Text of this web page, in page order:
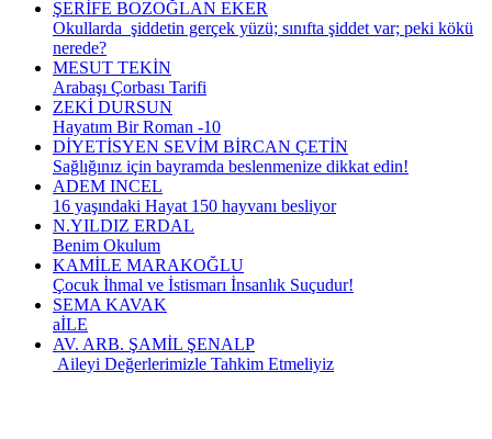
ŞERİFE BOZOĞLAN EKER
Okullarda şiddetin gerçek yüzü; sınıfta şiddet var; peki kökü
nerede?
MESUT TEKİN
Arabaşı Çorbası Tarifi
ZEKİ DURSUN
Hayatım Bir Roman -10
DİYETİSYEN SEVİM BİRCAN ÇETİN
Sağlığınız için bayramda beslenmenize dikkat edin!
ADEM INCEL
16 yaşındaki Hayat 150 hayvanı besliyor
N.YILDIZ ERDAL
Benim Okulum
KAMİLE MARAKOĞLU
Çocuk İhmal ve İstismarı İnsanlık Suçudur!
SEMA KAVAK
aİLE
AV. ARB. ŞAMİL ŞENALP
Aileyi Değerlerimizle Tahkim Etmeliyiz